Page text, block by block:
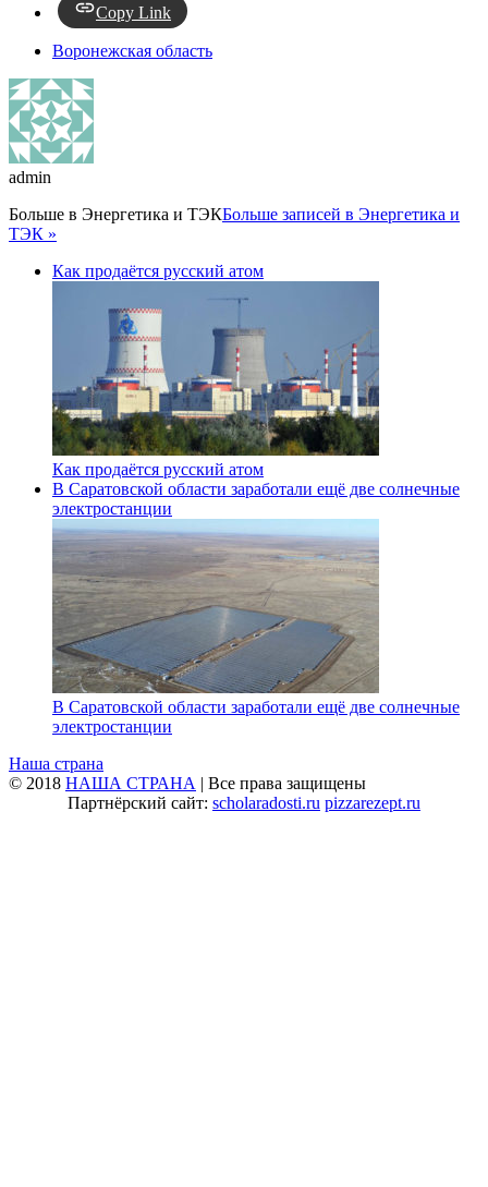
Copy Link
Воронежская область
admin
Больше в Энергетика и ТЭКБольше записей в Энергетика и
ТЭК »
Как продаётся русский атом
Как продаётся русский атом
В Саратовской области заработали ещё две солнечные
электростанции
В Саратовской области заработали ещё две солнечные
электростанции
Наша страна
© 2018 НАША СТРАНА | Все права защищены
Партнёрский сайт: scholaradosti.ru pizzarezept.ru